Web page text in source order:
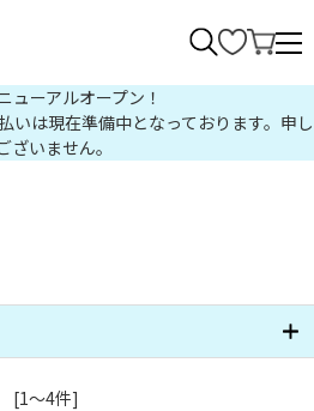
ューアルオープン！
いは現在準備中となっております。申し
ざいません。
[1～4件]